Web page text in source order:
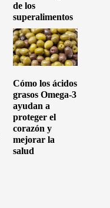
de los
superalimentos
Cómo los ácidos
grasos Omega-3
ayudan a
proteger el
corazón y
mejorar la
salud